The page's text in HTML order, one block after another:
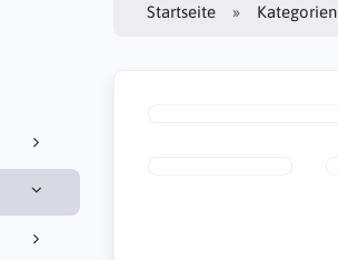
Startseite Kategorien